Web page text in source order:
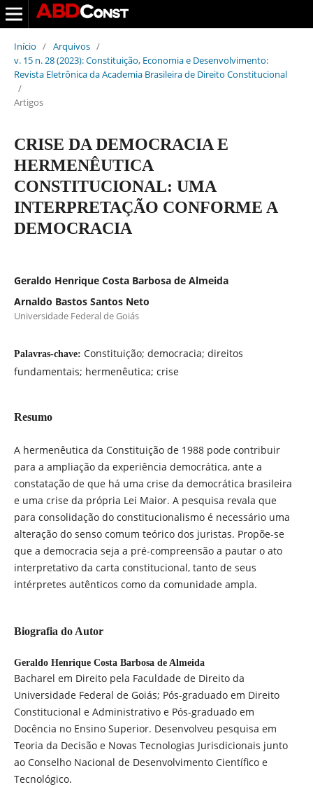
Início / Arquivos /
v. 15 n. 28 (2023): Constituição, Economia e Desenvolvimento:
Revista Eletrônica da Academia Brasileira de Direito Constitucional
/
Artigos
CRISE DA DEMOCRACIA E
HERMENÊUTICA
CONSTITUCIONAL: UMA
INTERPRETAÇÃO CONFORME A
DEMOCRACIA
Geraldo Henrique Costa Barbosa de Almeida
Arnaldo Bastos Santos Neto
Universidade Federal de Goiás
Palavras-chave: Constituição; democracia; direitos
fundamentais; hermenêutica; crise
Resumo
A hermenêutica da Constituição de 1988 pode contribuir
para a ampliação da experiência democrática, ante a
constatação de que há uma crise da democrática brasileira
e uma crise da própria Lei Maior. A pesquisa revala que
para consolidação do constitucionalismo é necessário uma
alteração do senso comum teórico dos juristas. Propõe-se
que a democracia seja a pré-compreensão a pautar o ato
interpretativo da carta constitucional, tanto de seus
intérpretes autênticos como da comunidade ampla.
Biografia do Autor
Geraldo Henrique Costa Barbosa de Almeida
Bacharel em Direito pela Faculdade de Direito da
Universidade Federal de Goiás; Pós-graduado em Direito
Constitucional e Administrativo e Pós-graduado em
Docência no Ensino Superior. Desenvolveu pesquisa em
Teoria da Decisão e Novas Tecnologias Jurisdicionais junto
ao Conselho Nacional de Desenvolvimento Científico e
Tecnológico.